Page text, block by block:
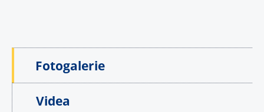
Fotogalerie
Videa